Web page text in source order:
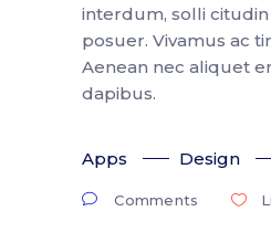
interdum, solli
posuer. Vivamus ac
Aenean nec aliquet
dapibus.
Apps Design
Comments